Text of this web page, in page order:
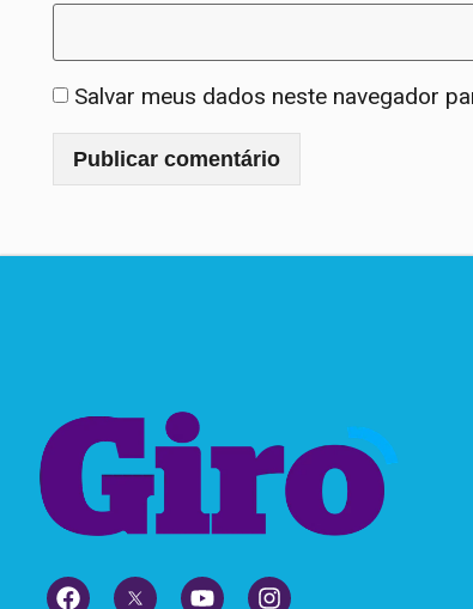
Salvar meus dados neste navegador